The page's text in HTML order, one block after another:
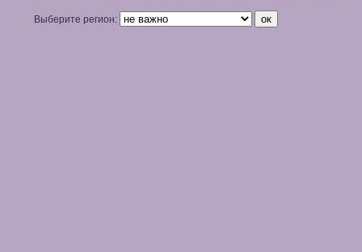
Выберите регион: